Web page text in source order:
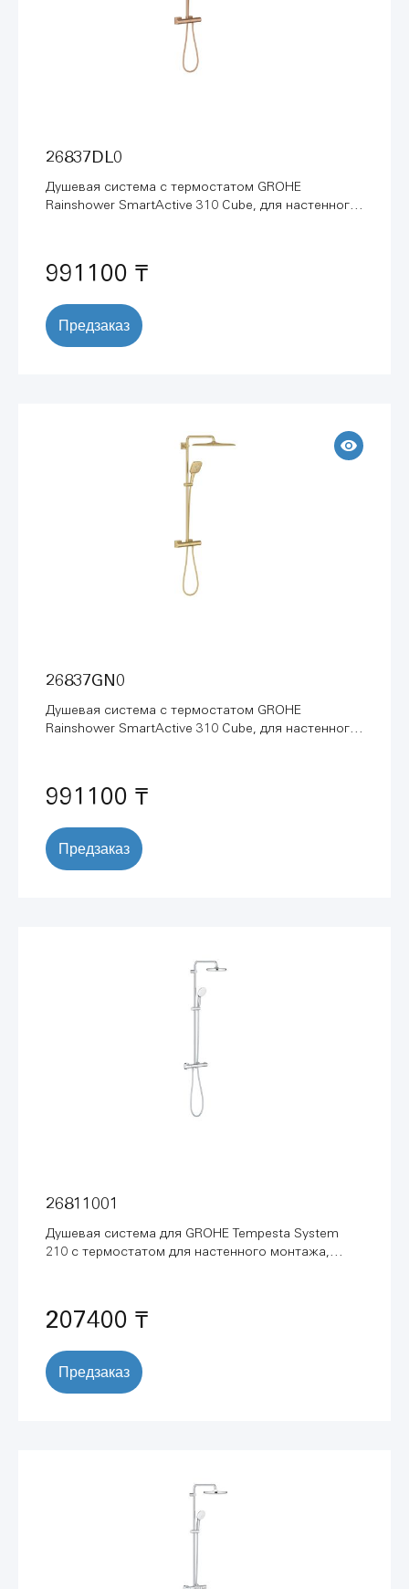
26837DL0
Душевая система с термостатом GROHE
Rainshower SmartActive 310 Cube, для настенного
991100 ₸
Предзаказ
26837GN0
Душевая система с термостатом GROHE
Rainshower SmartActive 310 Cube, для настенного
991100 ₸
Предзаказ
26811001
Душевая система для GROHE Tempesta System
210 с термостатом для настенного монтажа,
207400 ₸
Предзаказ